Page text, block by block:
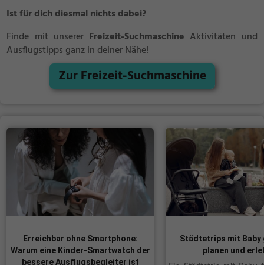
Ist für dich diesmal nichts dabei?
Finde mit unserer Freizeit-Suchmaschine Aktivitäten und
Ausflugstipps ganz in deiner Nähe!
Zur Freizeit-Suchmaschine
Erreichbar ohne Smartphone:
Warum eine Kinder-Smartwatch der
bessere Ausflugsbegleiter ist
Städtetrips mit Baby
planen und